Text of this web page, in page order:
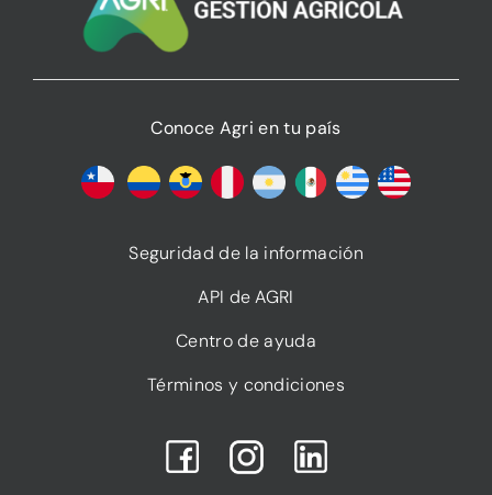
Conoce Agri en tu país
Seguridad de la información
API de AGRI
Centro de ayuda
Términos y condiciones